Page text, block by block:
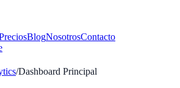
BlogNosotrosContacto
/Dashboard Principal